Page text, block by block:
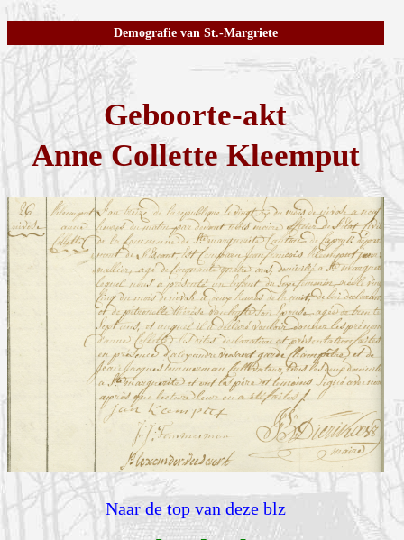
Demografie van St.-Margriete
Geboorte-akt
Anne Collette Kleemput
Naar de top van deze blz